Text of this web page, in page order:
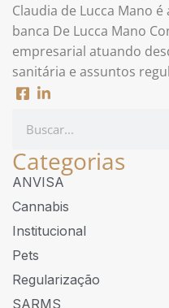
Claudia de Lucca Mano
banca De Lucca Mano
empresarial atuando
sanitária e assuntos
Categorias
ANVISA
Cannabis
Institucional
Pets
Regularização
SARMS